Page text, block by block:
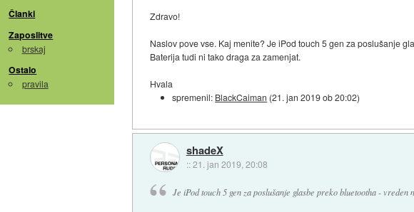
Članki
Zaposlitve
brskaj
Ostalo
pravila
Zdravo!
Naslov pove vse. Kaj menite? Je iPod touch 5 gen za poslušanje
Baterija tudi ni tako draga za zamenjat.
Hvala
spremenil: BlackCaiman (21. jan 2019 ob 20:02)
shadeX
::21. jan 2019, 20:08
Je iPod touch 5 gen za poslušanje glasbe preko bluetootha - vreden